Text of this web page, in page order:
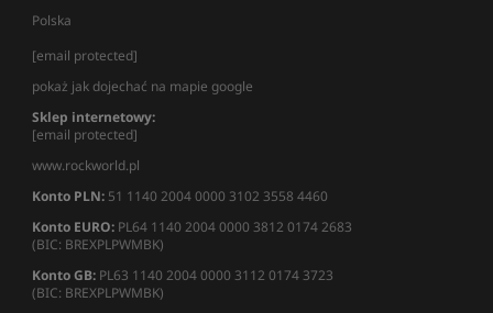
Polska
[email protected]
pokaż jak dojechać na mapie google
Sklep internetowy:
[email protected]
www.rockworld.pl
Konto PLN: 51 1140 2004 0000 3102 3558 4460
Konto EURO: PL64 1140 2004 0000 3812 0174 2683
(BIC: BREXPLPWMBK)
Konto GB: PL63 1140 2004 0000 3112 0174 3723
(BIC: BREXPLPWMBK)